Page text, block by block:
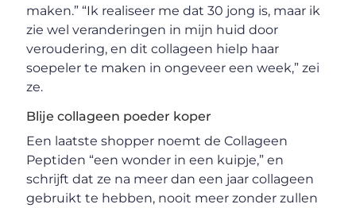
maken.” “Ik realiseer me dat 30 jong is, maar ik
zie wel veranderingen in mijn huid door
veroudering, en dit collageen hielp haar
soepeler te maken in ongeveer een week,” zei
ze.
Blije collageen poeder koper
Een laatste shopper noemt de Collageen
Peptiden “een wonder in een kuipje,” en
schrijft dat ze na meer dan een jaar collageen
gebruikt te hebben, nooit meer zonder zullen